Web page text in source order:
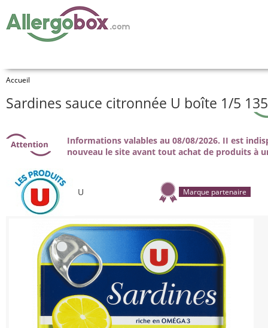
Accueil
Sardines sauce citronnée U boîte 1/5
Informations valables au 08/08/2026. II est
nouveau le site avant tout achat de produits à
U Marque partenaire